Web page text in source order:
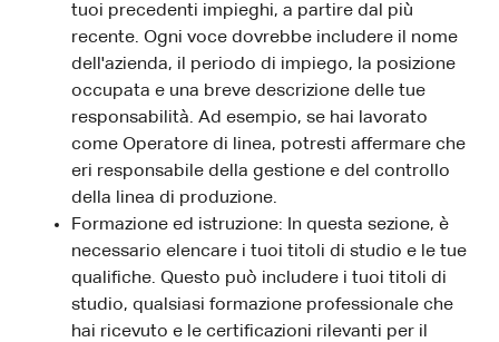
tuoi precedenti impieghi, a partire dal più
recente. Ogni voce dovrebbe includere il nome
dell'azienda, il periodo di impiego, la posizione
occupata e una breve descrizione delle tue
responsabilità. Ad esempio, se hai lavorato
come Operatore di linea, potresti affermare che
eri responsabile della gestione e del controllo
della linea di produzione.
Formazione ed istruzione: In questa sezione, è
necessario elencare i tuoi titoli di studio e le tue
qualifiche. Questo può includere i tuoi titoli di
studio, qualsiasi formazione professionale che
hai ricevuto e le certificazioni rilevanti per il